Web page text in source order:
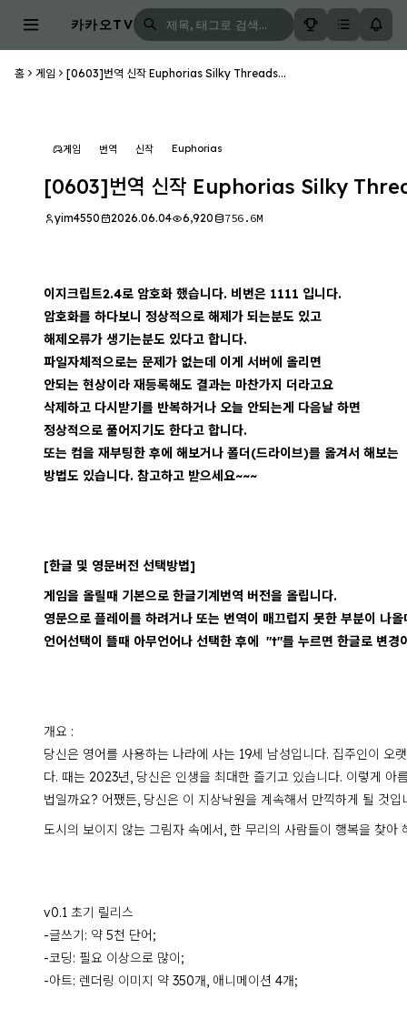
카카오TV
홈 게임 [0603]번역 신작 Euphorias Silky Threads...
게임 번역 신작 Euphorias
[0603]번역 신작 Euphorias Silky
yim4550 2026.06.04 6,920 756.6M
이지크립트2.4로 암호화 했습니다. 비번은 1111 입니다.
암호화를 하다보니 정상적으로 해제가 되는분도 있고
해제오류가 생기는분도 있다고 합니다.
파일자체적으로는 문제가 없는데 이게 서버에 올리면
안되는 현상이라 재등록해도 결과는 마찬가지 더라고요
삭제하고 다시받기를 반복하거나 오늘 안되는게 다음날 하면
정상적으로 풀어지기도 한다고 합니다.
또는 컴을 재부팅한 후에 해보거나 폴더(드라이브)를 옮겨서 해보는
방법도 있습니다. 참고하고 받으세요~~~
[한글 및 영문버전 선택방법]
게임을 올릴때 기본으로 한글기계번역 버전을 올립니다.
영문으로 플레이를 하려거나 또는 번역이 매끄럽지 못한 부분이 나
언어선택이 뜰때 아무언어나 선택한 후에 "t"를 누르면 한글로 변경
개요 :
당신은 영어를 사용하는 나라에 사는 19세 남성입니다. 집주인이 오
다. 때는 2023년, 당신은 인생을 최대한 즐기고 있습니다. 이렇게 아
법일까요? 어쨌든, 당신은 이 지상낙원을 계속해서 만끽하게 될 것입
도시의 보이지 않는 그림자 속에서, 한 무리의 사람들이 행복을 찾아
v0.1 초기 릴리스
-글쓰기: 약 5천 단어;
-코딩: 필요 이상으로 많이;
-아트: 렌더링 이미지 약 350개, 애니메이션 4개;